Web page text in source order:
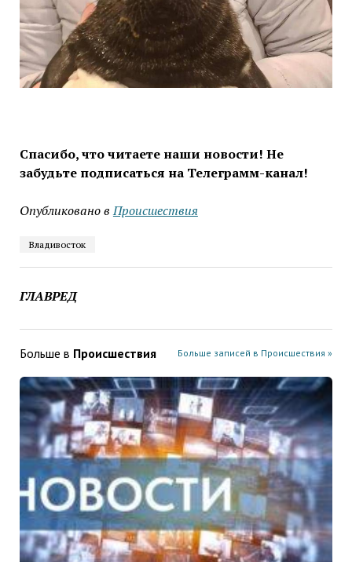
Спасибо, что читаете наши новости! Не
забудьте подписаться на Телеграмм-канал!
Опубликовано в Проиcшествия
Владивосток
ГЛАВРЕД
Больше в Проиcшествия Больше записей в Проиcшествия »